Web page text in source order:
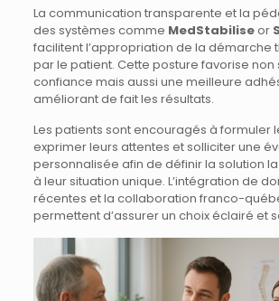
La communication transparente et la
des systèmes comme MedStabiliseor
facilitent l’appropriation de la démarche
par le patient. Cette posture favorise non
confiance mais aussi une meilleure
améliorant de fait les résultats.
Les patients sont encouragés à formuler
exprimer leurs attentes et solliciter une
personnalisée afin de définir la solution
à leur situation unique. L’intégration de
récentes et la collaboration franco-
permettent d’assurer un choix éclairé et